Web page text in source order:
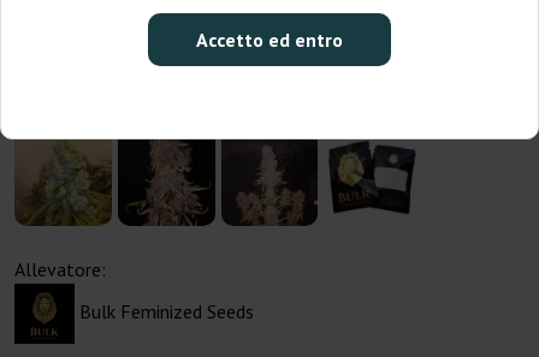
Accetto ed entro
Allevatore:
Bulk Feminized Seeds